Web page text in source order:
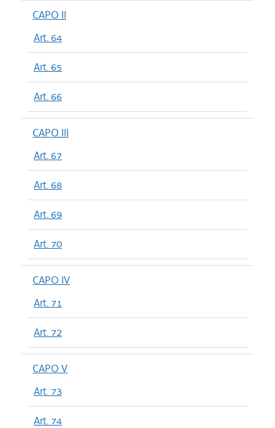
CAPO II
Art. 64
Art. 65
Art. 66
CAPO III
Art. 67
Art. 68
Art. 69
Art. 70
CAPO IV
Art. 71
Art. 72
CAPO V
Art. 73
Art. 74